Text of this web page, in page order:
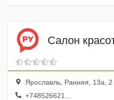
Салон
Ярославль, Ранняя, 13а, 2
+748526621...